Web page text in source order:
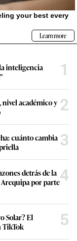
inteligencia
1
nivel académico y 2
cuánto cambia 3
detrás de la
por parte4
Solar? El
TikTok
5